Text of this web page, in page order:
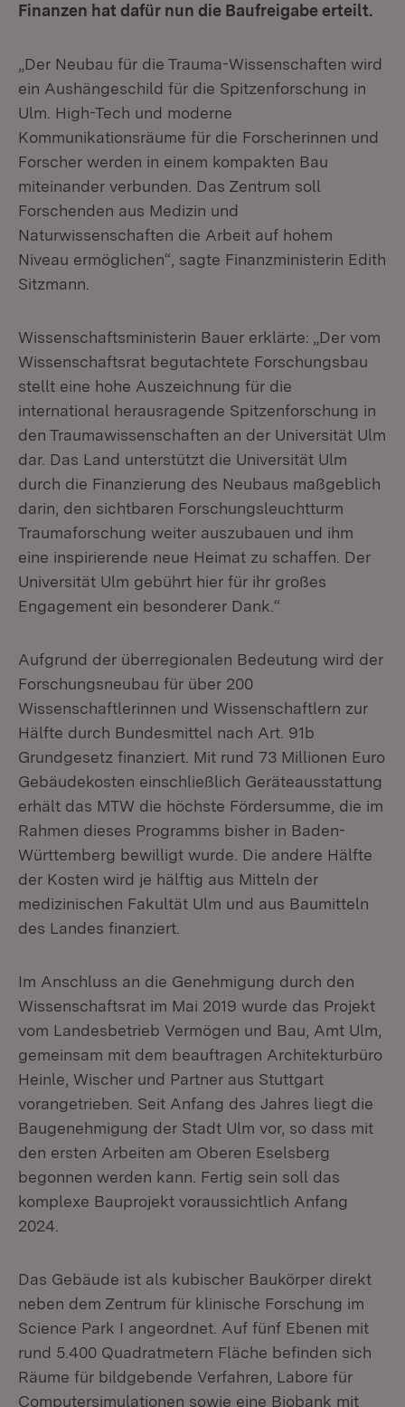
Finanzen hat dafür nun die Baufreigabe erteilt.
„Der Neubau für die Trauma-Wissenschaften wird
ein Aushängeschild für die Spitzenforschung in
Ulm. High-Tech und moderne
Kommunikationsräume für die Forscherinnen und
Forscher werden in einem kompakten Bau
miteinander verbunden. Das Zentrum soll
Forschenden aus Medizin und
Naturwissenschaften die Arbeit auf hohem
Niveau ermöglichen“, sagte Finanzministerin Edith
Sitzmann.
Wissenschaftsministerin Bauer erklärte: „Der vom
Wissenschaftsrat begutachtete Forschungsbau
stellt eine hohe Auszeichnung für die
international herausragende Spitzenforschung in
den Traumawissenschaften an der Universität Ulm
dar. Das Land unterstützt die Universität Ulm
durch die Finanzierung des Neubaus maßgeblich
darin, den sichtbaren Forschungsleuchtturm
Traumaforschung weiter auszubauen und ihm
eine inspirierende neue Heimat zu schaffen. Der
Universität Ulm gebührt hier für ihr großes
Engagement ein besonderer Dank.“
Aufgrund der überregionalen Bedeutung wird der
Forschungsneubau für über 200
Wissenschaftlerinnen und Wissenschaftlern zur
Hälfte durch Bundesmittel nach Art. 91b
Grundgesetz finanziert. Mit rund 73 Millionen Euro
Gebäudekosten einschließlich Geräteausstattung
erhält das MTW die höchste Fördersumme, die im
Rahmen dieses Programms bisher in Baden-
Württemberg bewilligt wurde. Die andere Hälfte
der Kosten wird je hälftig aus Mitteln der
medizinischen Fakultät Ulm und aus Baumitteln
des Landes finanziert.
Im Anschluss an die Genehmigung durch den
Wissenschaftsrat im Mai 2019 wurde das Projekt
vom Landesbetrieb Vermögen und Bau, Amt Ulm,
gemeinsam mit dem beauftragen Architekturbüro
Heinle, Wischer und Partner aus Stuttgart
vorangetrieben. Seit Anfang des Jahres liegt die
Baugenehmigung der Stadt Ulm vor, so dass mit
den ersten Arbeiten am Oberen Eselsberg
begonnen werden kann. Fertig sein soll das
komplexe Bauprojekt voraussichtlich Anfang
2024.
Das Gebäude ist als kubischer Baukörper direkt
neben dem Zentrum für klinische Forschung im
Science Park I angeordnet. Auf fünf Ebenen mit
rund 5.400 Quadratmetern Fläche befinden sich
Räume für bildgebende Verfahren, Labore für
Computersimulationen sowie eine Biobank mit